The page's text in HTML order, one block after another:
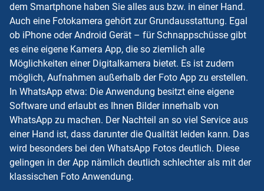
dem Smartphone haben Sie alles aus bzw. in einer Hand.
Auch eine Fotokamera gehört zur Grundausstattung. Egal
ob iPhone oder Android Gerät – für Schnappschüsse gibt
es eine eigene Kamera App, die so ziemlich alle
Möglichkeiten einer Digitalkamera bietet. Es ist zudem
möglich, Aufnahmen außerhalb der Foto App zu erstellen.
In WhatsApp etwa: Die Anwendung besitzt eine eigene
Software und erlaubt es Ihnen Bilder innerhalb von
WhatsApp zu machen. Der Nachteil an so viel Service aus
einer Hand ist, dass darunter die Qualität leiden kann. Das
wird besonders bei den WhatsApp Fotos deutlich. Diese
gelingen in der App nämlich deutlich schlechter als mit der
klassischen Foto Anwendung.